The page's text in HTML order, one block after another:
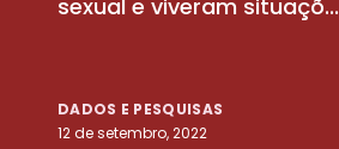
sexual e viveram situaçõ...
DADOS E PESQUISAS
12 de setembro, 2022